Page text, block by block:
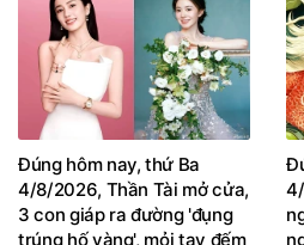
Đúng hôm nay, thứ Ba
4/8/2026, Thần Tài mở cửa,
3 con giáp ra đường 'đụng
trúng hố vàng', mỏi tay đếm